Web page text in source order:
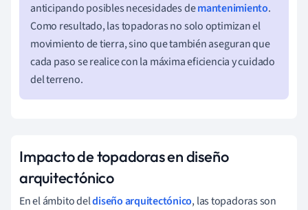
anticipando posibles necesidades demantenimiento.
Como resultado, las topadoras no solo optimizan el
movimiento de tierra, sino que también aseguran que
cada paso se realice con la máxima eficiencia y cuidado
del terreno.
Impacto de topadoras en diseño
arquitectónico
En el ámbito deldiseño arquitectónico, las topadoras son